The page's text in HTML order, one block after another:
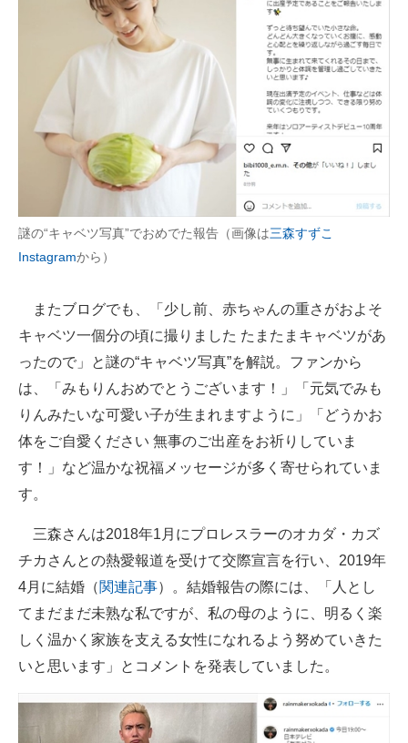
謎の“キャベツ写真”でおめでた報告（画像は三森すずこ
Instagramから）
またブログでも、「少し前、赤ちゃんの重さがおよそ
キャベツ一個分の頃に撮りました たまたまキャベツがあ
ったので」と謎の“キャベツ写真”を解説。ファンから
は、「みもりんおめでとうございます！」「元気でみも
りんみたいな可愛い子が生まれますように」「どうかお
体をご自愛ください 無事のご出産をお祈りしていま
す！」など温かな祝福メッセージが多く寄せられていま
す。
三森さんは2018年1月にプロレスラーのオカダ・カズ
チカさんとの熱愛報道を受けて交際宣言を行い、2019年
4月に結婚（関連記事）。結婚報告の際には、「人とし
てまだまだ未熟な私ですが、私の母のように、明るく楽
しく温かく家族を支える女性になれるよう努めていきた
いと思います」とコメントを発表していました。